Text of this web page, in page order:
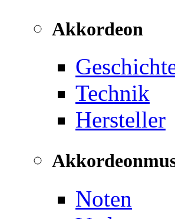
Akkordeon
Technik
Hersteller
Noten